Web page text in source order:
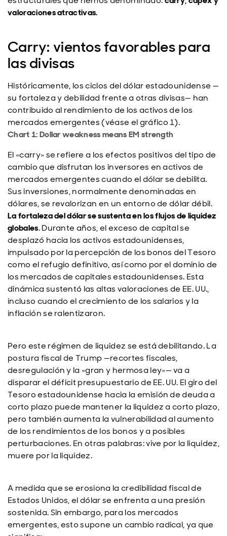
valoraciones atractivas.
Carry: vientos favorables para
las divisas
Históricamente, los ciclos del dólar estadounidense —
su fortaleza y debilidad frente a otras divisas— han
contribuido al rendimiento de los activos de los
mercados emergentes (véase el gráfico 1).
Chart 1: Dollar weakness means EM strength
El «carry» se refiere a los efectos positivos del tipo de
cambio que disfrutan los inversores en activos de
mercados emergentes cuando el dólar se debilita.
Sus inversiones, normalmente denominadas en
dólares, se revalorizan en un entorno de dólar débil.
La fortaleza del dólar se sustenta en los flujos de liquidez
globales. Durante años, el exceso de capital se
desplazó hacia los activos estadounidenses,
impulsado por la percepción de los bonos del Tesoro
como el refugio definitivo, así como por el dominio de
los mercados de capitales estadounidenses. Esta
dinámica sustentó las altas valoraciones de EE. UU.,
incluso cuando el crecimiento de los salarios y la
inflación se ralentizaron.
Pero este régimen de liquidez se está debilitando. La
postura fiscal de Trump—recortes fiscales,
desregulación y la «gran y hermosa ley»— va a
disparar el déficit presupuestario de EE. UU. El giro del
Tesoro estadounidense hacia la emisión de deuda a
corto plazo puede mantener la liquidez a corto plazo,
pero también aumenta la vulnerabilidad al aumento
de los rendimientos de los bonos y a posibles
perturbaciones. En otras palabras: vive por la liquidez,
muere por la liquidez.
A medida que se erosiona la credibilidad fiscal de
Estados Unidos, el dólar se enfrenta a una presión
sostenida. Sin embargo, para los mercados
emergentes, esto supone un cambio radical, ya que